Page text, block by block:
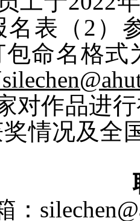
名表（ 2 ）
命名格式
对作品进
情况及全
：